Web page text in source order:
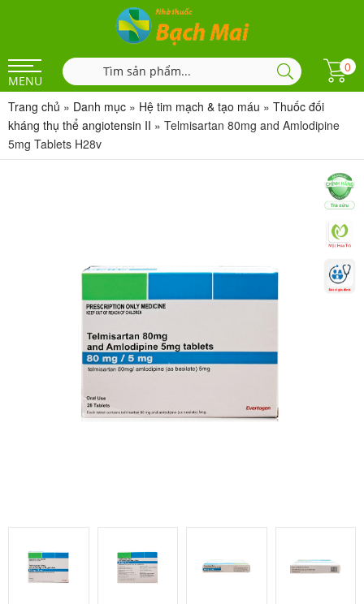
MENU
0
Trang chủ » Danh mục » Hệ tim mạch & tạo máu » Thuốc đối
kháng thụ thể angiotensin II » Telmisartan 80mg and Amlodipine
5mg Tablets H28v